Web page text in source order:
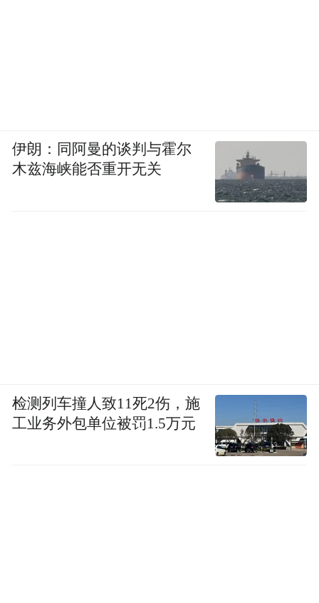
伊朗：同阿曼的谈判与霍尔
木兹海峡能否重开无关
检测列车撞人致11死2伤，施
工业务外包单位被罚1.5万元